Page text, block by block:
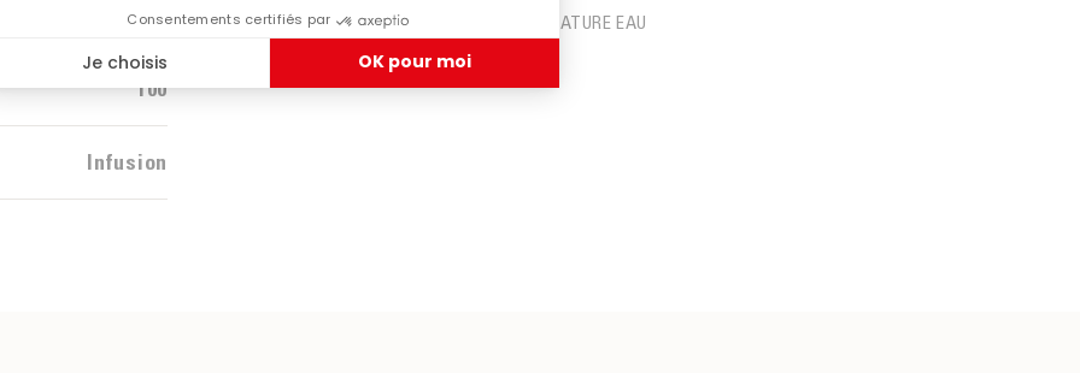
Fruits - épices
100
Infusion
TEMPÉRATURE EAU
95°C